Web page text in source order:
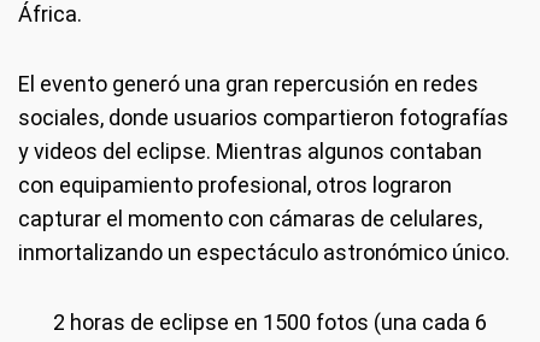
África.
El evento generó una gran repercusión en redes
sociales, donde usuarios compartieron fotografías
y videos del eclipse. Mientras algunos contaban
con equipamiento profesional, otros lograron
capturar el momento con cámaras de celulares,
inmortalizando un espectáculo astronómico único.
2 horas de eclipse en 1500 fotos (una cada 6